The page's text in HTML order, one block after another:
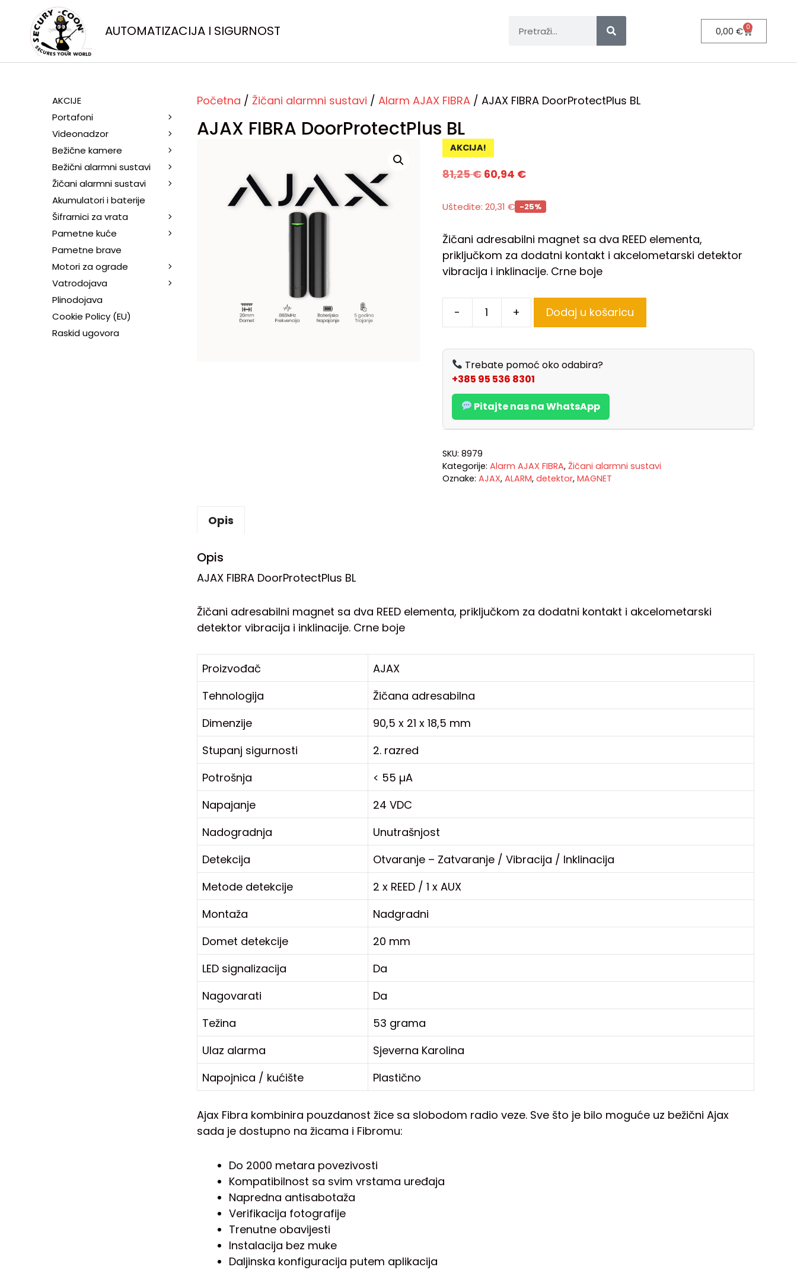
AUTOMATIZACIJA I SIGURNOST 0,00€ 0
Početna / Žičani alarmni sustavi / Alarm AJAX FIBRA / AJAX FIBRA DoorProtectPlus BL
AJAX FIBRA DoorProtectPlus BL
AKCIJA!
81,25€ 60,94 €
Uštedite: 20,31 € -25%
Žičani adresabilni magnet sa dva REED elementa,
priključkom za dodatni kontakt i akcelometarski detektor
vibracija i inklinacije. Crne boje
- + Dodaj u košaricu
Trebate pomoć oko odabira?
+385 95 536 8301
Pitajte nas na WhatsApp
SKU: 8979
Kategorije: Alarm AJAX FIBRA, Žičani alarmni sustavi
Oznake: AJAX, ALARM, detektor, MAGNET
Opis
Opis
AJAX FIBRA DoorProtectPlus BL
Žičani adresabilni magnet sa dva REED elementa, priključkom za dodatni kontakt i akcelometarski
detektor vibracija i inklinacije. Crne boje
Proizvođač
AJAX
Tehnologija
Žičana adresabilna
Dimenzije
90,5 x 21 x 18,5 mm
Stupanj sigurnosti
2. razred
Potrošnja
< 55 µA
Napajanje
24 VDC
Nadogradnja
Unutrašnjost
Detekcija
Otvaranje – Zatvaranje / Vibracija / Inklinacija
Metode detekcije
2 x REED / 1 x AUX
Montaža
Nadgradni
Domet detekcije
20 mm
LED signalizacija
Da
Nagovarati
Da
Težina
53 grama
Ulaz alarma
Sjeverna Karolina
Napojnica / kućište
Plastično
Ajax Fibra kombinira pouzdanost žice sa slobodom radio veze. Sve što je bilo moguće uz bežični Ajax
sada je dostupno na žicama i Fibromu:
Do 2000 metara povezivosti
Kompatibilnost sa svim vrstama uređaja
Napredna antisabotaža
Verifikacija fotografije
Trenutne obavijesti
Instalacija bez muke
Daljinska konfiguracija putem aplikacija
AKCIJE
Portafoni
Videonadzor
Bežične kamere
Bežični alarmni sustavi
Žičani alarmni sustavi
Akumulatori i baterije
Šifrarnici za vrata
Pametne kuće
Pametne brave
Motori za ograde
Vatrodojava
Plinodojava
Cookie Policy (EU)
Raskid ugovora